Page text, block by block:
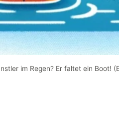
im Regen? Er faltet ein Boot!